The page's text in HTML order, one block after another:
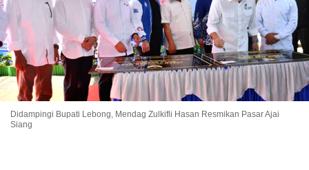
Didampingi Bupati Lebong, Mendag Zulkifli Hasan Resmikan Pasar Ajai
Siang